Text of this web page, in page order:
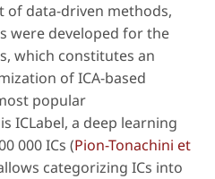
of data-driven methods,
were developed for the
which constitutes an
of ICA-based
popular
ICLabel, a deep learning
000 ICs (Pion-Tonachini et
categorizing ICs into